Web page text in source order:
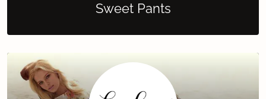
Sweet Pants